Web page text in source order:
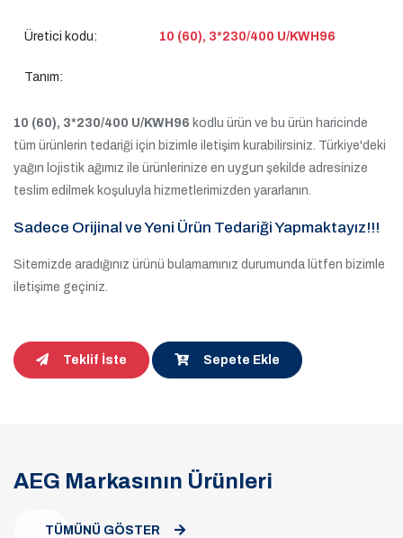
Üretici kodu: 10 (60), 3*230/400 U/KWH96
Tanım:
10 (60), 3*230/400 U/KWH96 kodlu ürün ve bu ürün haricinde
tüm ürünlerin tedariği için bizimle iletişim kurabilirsiniz. Türkiye'deki
yağın lojistik ağımız ile ürünlerinize en uygun şekilde adresinize
teslim edilmek koşuluyla hizmetlerimizden yararlanın.
Sadece Orijinal ve Yeni Ürün Tedariği Yapmaktayız!!!
Sitemizde aradığınız ürünü bulamamınız durumunda lütfen bizimle
iletişime geçiniz.
Teklif İste Sepete Ekle
AEG Markasının Ürünleri
TÜMÜNÜ GÖSTER